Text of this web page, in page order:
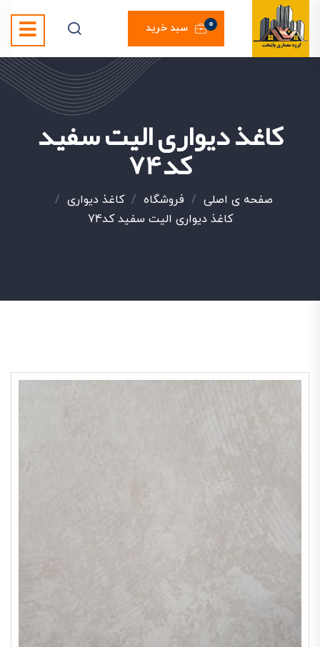
سبد خرید 0
کاغذ دیواری الیت سفید
کد74
صفحه ی اصلی / فروشگاه /کاغذ دیواری /
کاغذ دیواری الیت سفید کد74